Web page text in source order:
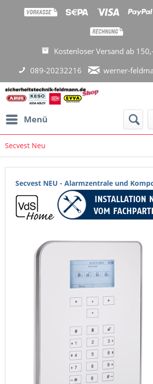
Kostenloser Versand ab
089-20232216
werner-
Menü
Secvest Neu
Secvest NEU - Alarmzentrale und